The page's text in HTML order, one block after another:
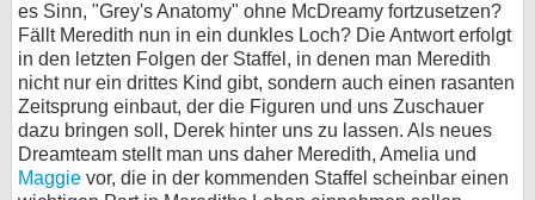
es Sinn, "Grey's Anatomy" ohne McDreamy fortzusetzen?
Fällt Meredith nun in ein dunkles Loch? Die Antwort erfolgt
in den letzten Folgen der Staffel, in denen man Meredith
nicht nur ein drittes Kind gibt, sondern auch einen rasanten
Zeitsprung einbaut, der die Figuren und uns Zuschauer
dazu bringen soll, Derek hinter uns zu lassen. Als neues
Dreamteam stellt man uns daher Meredith, Amelia und
Maggie vor, die in der kommenden Staffel scheinbar einen